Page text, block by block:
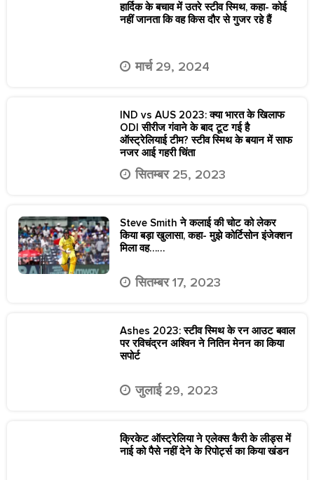
हार्दिक के बचाव में उतरे स्टीव स्मिथ, कहा- कोई
नहीं जानता कि वह किस दौर से गुजर रहे हैं
मार्च 29, 2024
IND vs AUS 2023: क्या भारत के खिलाफ
ODI सीरीज गंवाने के बाद टूट गई है
ऑस्ट्रेलियाई टीम? स्टीव स्मिथ के बयान में साफ
नजर आई गहरी चिंता
सितम्बर 25, 2023
Steve Smith ने कलाई की चोट को लेकर
किया बड़ा खुलासा, कहा- मुझे कोर्टिसोन इंजेक्शन
मिला वह……
सितम्बर 17, 2023
Ashes 2023: स्टीव स्मिथ के रन आउट बवाल
पर रविचंद्रन अश्विन ने नितिन मेनन का किया
सपोर्ट
जुलाई 29, 2023
क्रिकेट ऑस्ट्रेलिया ने एलेक्स कैरी के लीड्स में
नाई को पैसे नहीं देने के रिपोर्ट्स का किया खंडन